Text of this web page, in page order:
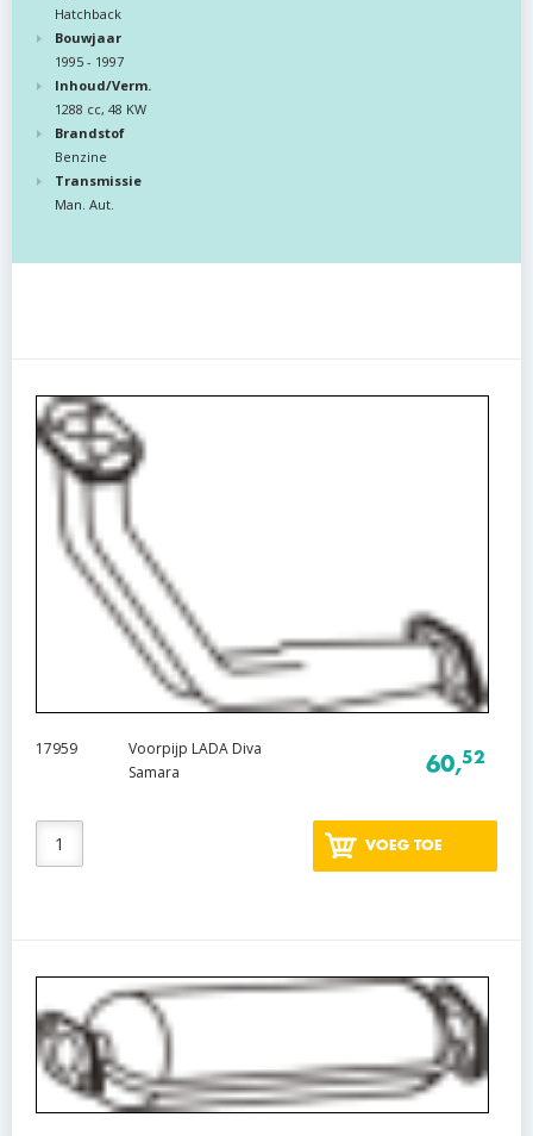
Hatchback
Bouwjaar
1995 - 1997
Inhoud/Verm.
1288 cc, 48 KW
Brandstof
Benzine
Transmissie
Man. Aut.
17959
Voorpijp LADA Diva
Samara
60,52
VOEG TOE